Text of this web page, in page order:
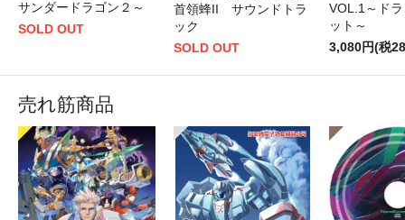
サンダードラゴン２～
SOLD OUT
首領蜂II サウンドトラ
ック
SOLD OUT
VOL.1～ド
ット～
3,080円(税
売れ筋商品